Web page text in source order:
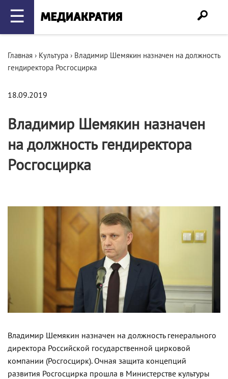
☰
Главная › Культура › Владимир Шемякин назначен на должность
гендиректора Росгосцирка
18.09.2019
Владимир Шемякин назначен
на должность гендиректора
Росгосцирка
Владимир Шемякин назначен на должность генерального
директора Российской государственной цирковой
компании (Росгосцирк). Очная защита концепций
развития Росгосцирка прошла в Министерстве культуры